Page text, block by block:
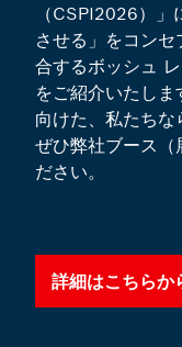
（CSPI2026）
させる」をコン
合するボッシュ
をご紹介いたし
向けた、私たちな
ぜひ弊社ブース（
ださい。
詳細はこちらか